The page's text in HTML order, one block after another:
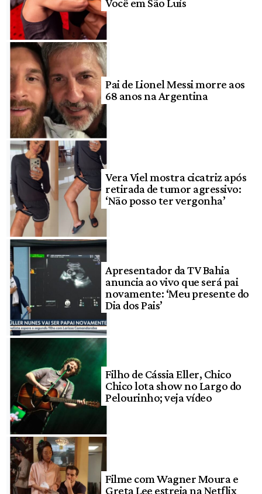
Você em São Luís
Pai de Lionel Messi morre aos
68 anos na Argentina
Vera Viel mostra cicatriz após
retirada de tumor agressivo:
‘Não posso ter vergonha’
Apresentador da TV Bahia
anuncia ao vivo que será pai
novamente: ‘Meu presente do
Dia dos Pais’
Filho de Cássia Eller, Chico
Chico lota show no Largo do
Pelourinho; veja vídeo
Filme com Wagner Moura e
Greta Lee estreia na Netflix